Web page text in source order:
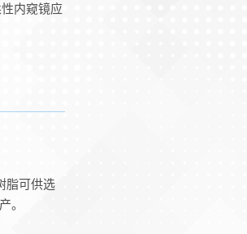
内窥镜应
脂可供选
。